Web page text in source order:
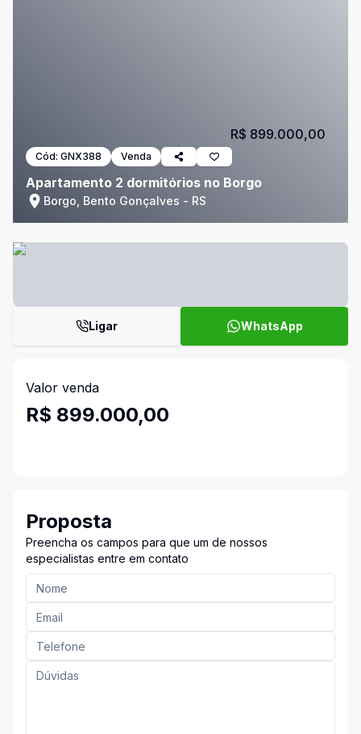
Cód: GNX388 Venda
Apartamento 2 dormitórios no Borgo
Borgo, Bento Gonçalves - RS
R$ 899.000,00
Ligar WhatsApp
Valor venda
R$ 899.000,00
Proposta
Preencha os campos para que um de nossos
especialistas entre em contato